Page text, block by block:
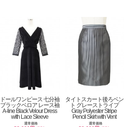
ドールワンピース 七分袖
ブラックベロア レース袖
A-line Black Velour Dress
with Lace Sleeve
通常価格
タイトスカート後ろベン
ト グレーストライプ
Gray Polyester Stripe
Pencil Skirt with Vent
通常価格